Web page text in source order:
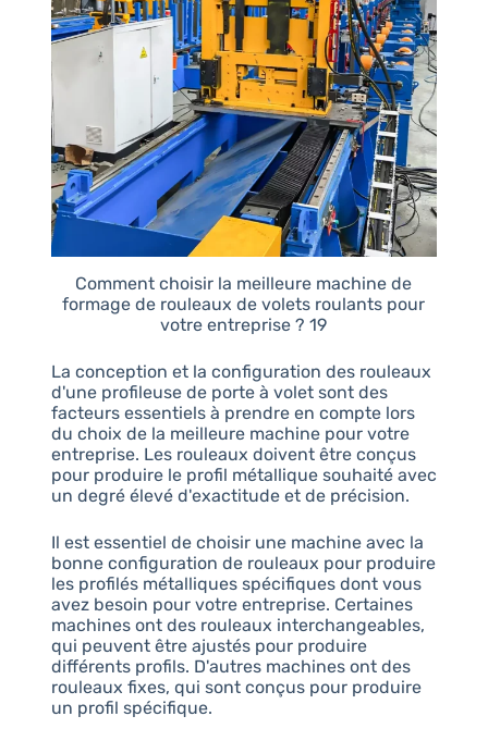
Comment choisir la meilleure machine de
formage de rouleaux de volets roulants pour
votre entreprise ? 19
La conception et la configuration des rouleaux
d'une profileuse de porte à volet sont des
facteurs essentiels à prendre en compte lors
du choix de la meilleure machine pour votre
entreprise. Les rouleaux doivent être conçus
pour produire le profil métallique souhaité avec
un degré élevé d'exactitude et de précision.
Il est essentiel de choisir une machine avec la
bonne configuration de rouleaux pour produire
les profilés métalliques spécifiques dont vous
avez besoin pour votre entreprise. Certaines
machines ont des rouleaux interchangeables,
qui peuvent être ajustés pour produire
différents profils. D'autres machines ont des
rouleaux fixes, qui sont conçus pour produire
un profil spécifique.